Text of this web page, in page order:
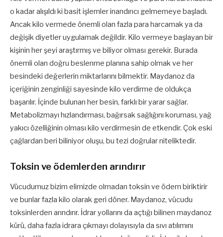
o kadar alışıldı ki basit işlemler inandırıcı gelmemeye başladı.
Ancak kilo vermede önemli olan fazla para harcamak ya da
değişik diyetler uygulamak değildir. Kilo vermeye başlayan bir
kişinin her şeyi araştırmış ve biliyor olması gerekir. Burada
önemli olan doğru beslenme planına sahip olmak ve her
besindeki değerlerin miktarlarını bilmektir. Maydanoz da
içeriğinin zenginliği sayesinde kilo verdirme de oldukça
başarılır. İçinde bulunan her besin, farklı bir yarar sağlar.
Metabolizmayı hızlandırması, bağırsak sağlığını koruması, yağ
yakıcı özelliğinin olması kilo verdirmesin de etkendir. Çok eski
çağlardan beri biliniyor oluşu, bu tezi doğrular niteliktedir.
Toksin ve ödemlerden arındırır
Vücudumuz bizim elimizde olmadan toksin ve ödem biriktirir
ve bunlar fazla kilo olarak geri döner. Maydanoz, vücudu
toksinlerden arındırır. İdrar yollarını da açtığı bilinen maydanoz
kürü, daha fazla idrara çıkmayı dolayısıyla da sıvı atılımını